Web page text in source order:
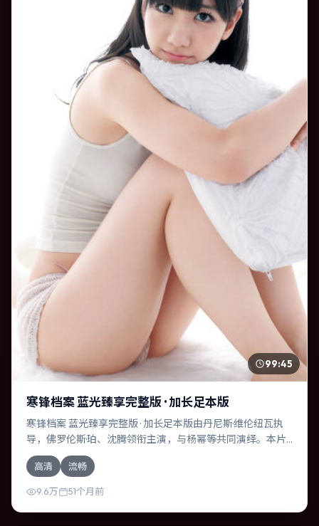
99:45
寒锋档案 蓝光臻享完整版 · 加长足本版
寒锋档案 蓝光臻享完整版 · 加长足本版由丹尼斯·维伦纽瓦执
导，佛罗伦斯·珀、沈腾领衔主演，与杨幂等共同演绎。本片
为爱情类型，主要班底与取景来自韩国。人工智能介入司法
审判，人性边界遭遇拷问。影片整体气质温暖，节奏紧凑，
人物动机清晰，适合喜欢强情节与细腻表演的观众。
高清 流畅
9.6万 51个月前